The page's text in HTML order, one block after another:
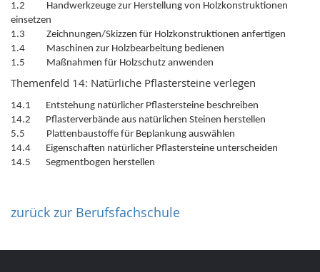
1.2 Handwerkzeuge zur Herstellung von Holzkonstruktionen
einsetzen
1.3 Zeichnungen/Skizzen für Holzkonstruktionen anfertigen
1.4 Maschinen zur Holzbearbeitung bedienen
1.5 Maßnahmen für Holzschutz anwenden
Themenfeld 14: Natürliche Pflastersteine verlegen
14.1 Entstehung natürlicher Pflastersteine beschreiben
14.2 Pflasterverbände aus natürlichen Steinen herstellen
5.5 Plattenbaustoffe für Beplankung auswählen
14.4 Eigenschaften natürlicher Pflastersteine unterscheiden
14.5 Segmentbogen herstellen
zurück zur Berufsfachschule